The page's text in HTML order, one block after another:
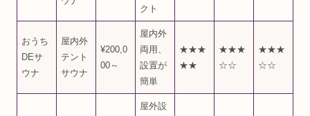
クト
おうち
DEサ
ウナ
屋内外
テント
サウナ
¥200,0
00～
屋内外
両用、
設置が
簡単
★★★
★★
★★★
☆☆
★★★
☆☆
屋外設